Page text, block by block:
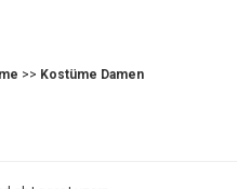
>> Kostüme Damen